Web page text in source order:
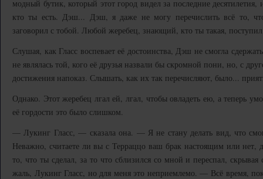
модный бутик, который этот город видел за последние
кто ты есть. Дэш... Дэш, я даже не могу перечислить всё то,
заговорил с тобой. Любой жеребец, знающий, кто ты такая,
Слушая, как Гласс воспевает её достоинства, Дэш не смогла
не являлась той, кого её друзья назвали бы скромной пони, но, с
достижения напоказ. Слышать, как их так перечисляют, было...
Однако. Этот жеребец лгал ей, лгал, чтобы овладеть ею, а теперь
её гордости это было слишком.
— Лукинг Гласс, — сказала она. — Я не стану делать вид, что
Неважно, считаете ли вы с Терраццо ваш брак настоящим или нет,
то, что ты сделал, за то что сблизился со мной и переспал,
жаль, Лукинг Гласс, но для меня это неприемлемо. — Всё время,